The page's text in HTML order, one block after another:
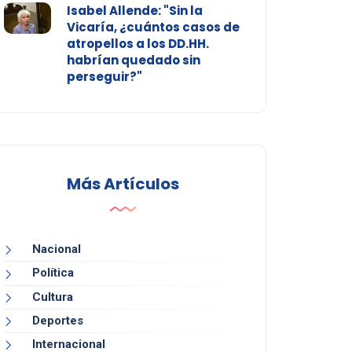
Isabel Allende: "Sin la
Vicaría, ¿cuántos casos de
atropellos a los DD.HH.
habrían quedado sin
perseguir?"
Más Artículos
Nacional
Política
Cultura
Deportes
Internacional